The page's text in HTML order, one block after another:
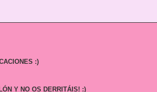
:)
Y NO OS DERRITÁIS! :)